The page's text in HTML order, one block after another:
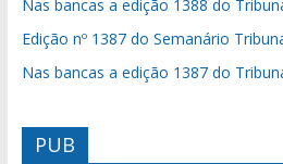
Nas bancas a edição 1388 do
Edição nº 1387 do Semanário
Nas bancas a edição 1387 do
PUB